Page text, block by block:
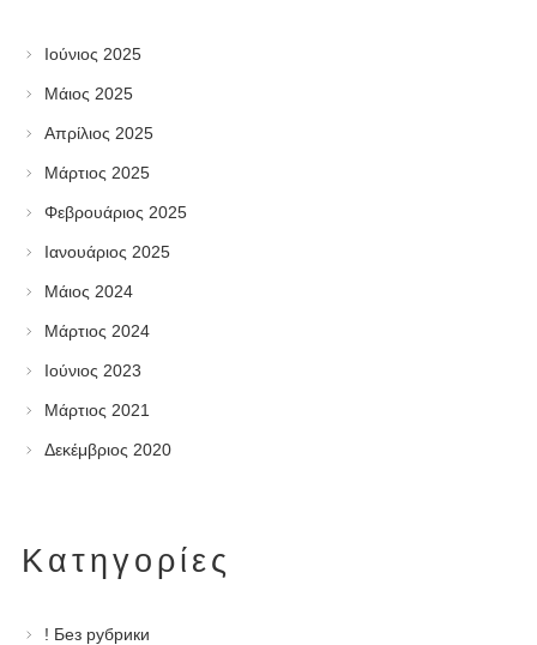
Ιούνιος 2025
Μάιος 2025
Απρίλιος 2025
Μάρτιος 2025
Φεβρουάριος 2025
Ιανουάριος 2025
Μάιος 2024
Μάρτιος 2024
Ιούνιος 2023
Μάρτιος 2021
Δεκέμβριος 2020
Kατηγορίες
! Без рубрики